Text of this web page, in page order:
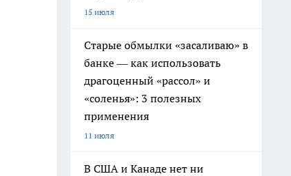
15 июля
Старые обмылки «засаливаю» в
банке — как использовать
драгоценный «рассол» и
«соленья»: 3 полезных
применения
11 июля
В США и Канаде нет ни